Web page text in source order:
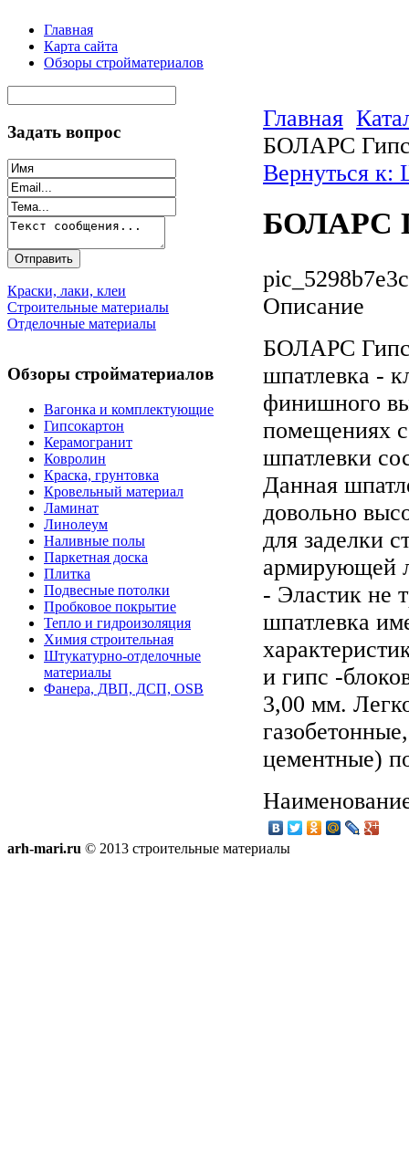
Главная
Карта сайта
Обзоры стройматериалов
Задать вопрос
Краски, лаки, клеи
Строительные материалы
Отделочные материалы
Обзоры стройматериалов
Вагонка и комплектующие
Гипсокартон
Керамогранит
Ковролин
Краска, грунтовка
Кровельный материал
Ламинат
Линолеум
Наливные полы
Паркетная доска
Плитка
Подвесные потолки
Пробковое покрытие
Тепло и гидроизоляция
Химия строительная
Штукатурно-отделочные
материалы
Фанера, ДВП, ДСП, OSB
Главная
БОЛАРС Гипс
Вернуться к:
БОЛАРС
Описание
БОЛАРС Гипс
шпатлевка -
финишного
помещениях
шпатлевки
Данная
довольно
для заделки
армирующей
- Эластик не
шпатлевка
и гипс -
3,00 мм.
цементные)
arh-mari.ru © 2013 строительные материалы